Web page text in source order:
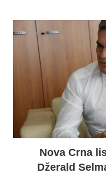
Nova Crna
Džerald